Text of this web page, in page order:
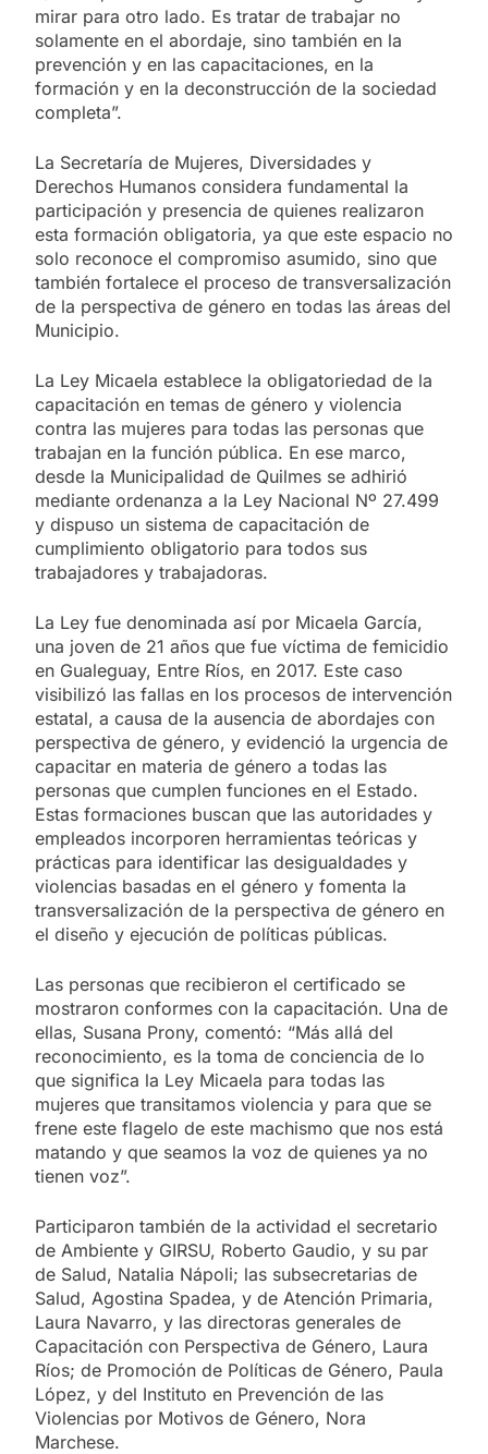
mirar para otro lado. Es tratar de trabajar no
solamente en el abordaje, sino también en la
prevención y en las capacitaciones, en la
formación y en la deconstrucción de la sociedad
completa”.
La Secretaría de Mujeres, Diversidades y
Derechos Humanos considera fundamental la
participación y presencia de quienes realizaron
esta formación obligatoria, ya que este espacio no
solo reconoce el compromiso asumido, sino que
también fortalece el proceso de transversalización
de la perspectiva de género en todas las áreas del
Municipio.
La Ley Micaela establece la obligatoriedad de la
capacitación en temas de género y violencia
contra las mujeres para todas las personas que
trabajan en la función pública. En ese marco,
desde la Municipalidad de Quilmes se adhirió
mediante ordenanza a la Ley Nacional Nº 27.499
y dispuso un sistema de capacitación de
cumplimiento obligatorio para todos sus
trabajadores y trabajadoras.
La Ley fue denominada así por Micaela García,
una joven de 21 años que fue víctima de femicidio
en Gualeguay, Entre Ríos, en 2017. Este caso
visibilizó las fallas en los procesos de intervención
estatal, a causa de la ausencia de abordajes con
perspectiva de género, y evidenció la urgencia de
capacitar en materia de género a todas las
personas que cumplen funciones en el Estado.
Estas formaciones buscan que las autoridades y
empleados incorporen herramientas teóricas y
prácticas para identificar las desigualdades y
violencias basadas en el género y fomenta la
transversalización de la perspectiva de género en
el diseño y ejecución de políticas públicas.
Las personas que recibieron el certificado se
mostraron conformes con la capacitación. Una de
ellas, Susana Prony, comentó: “Más allá del
reconocimiento, es la toma de conciencia de lo
que significa la Ley Micaela para todas las
mujeres que transitamos violencia y para que se
frene este flagelo de este machismo que nos está
matando y que seamos la voz de quienes ya no
tienen voz”.
Participaron también de la actividad el secretario
de Ambiente y GIRSU, Roberto Gaudio, y su par
de Salud, Natalia Nápoli; las subsecretarias de
Salud, Agostina Spadea, y de Atención Primaria,
Laura Navarro, y las directoras generales de
Capacitación con Perspectiva de Género, Laura
Ríos; de Promoción de Políticas de Género, Paula
López, y del Instituto en Prevención de las
Violencias por Motivos de Género, Nora
Marchese.